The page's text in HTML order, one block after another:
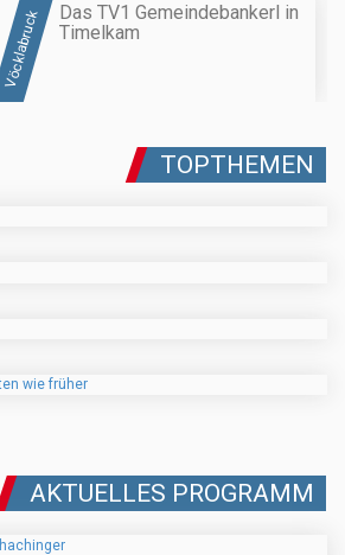
Vöcklabruck
Das TV1 Gemeindebankerl in
Timelkam
TOPTHEMEN
AKTUELLES PROGRAMM